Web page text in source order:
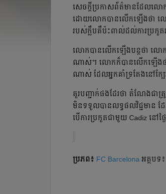
សេចក្ដី​ប្រកាស​ព័ត៌មាន​ដែល​លោក​
ដោយ​លោក​បាន​លើក​ឡើង​ថា​ លោក​
របស់​ក្លឹប​គឺ​ប៉ះពាល់​ដល់​ការ​ប្រកួ
លោក​បាន​លើក​ឡើង​បន្ត​ថា​ លោក​
ណាស់​។ លោក​ក៏​បាន​លើក​ឡើង​ផង​
ណាស់​ ដែល​អ្នក​គាំទ្រ​តែង​នៅ​ក្ប
គួរ​បញ្ជាក់​ផង​ដែរ​ថា​ តំណែង​ជា​គ្
មិន​ទទួល​បាន​លទ្ធផល​វិជ្ជមាន​ ដ
បើ​ការ​ប្រកួត​ជា​មួយ​ Cadiz នៅ​
ប្រភព៖ FC Barcelona អត្ថបទ